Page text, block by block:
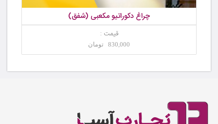
چراغ دکوراتیو مکعبی (شفق)
قیمت :
830,000 تومان